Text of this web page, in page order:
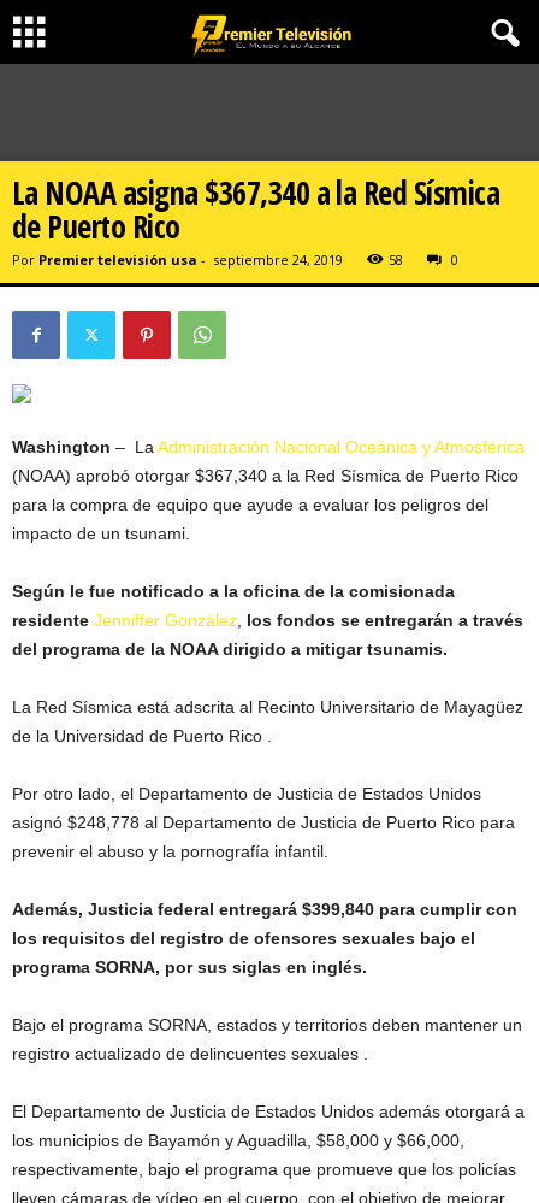
La NOAA asigna $367,340 a la Red Sísmica
de Puerto Rico
Por Premier televisión usa - septiembre 24, 2019 58 0
Washington – La Administración Nacional Oceánica y Atmosférica
(NOAA) aprobó otorgar $367,340 a la Red Sísmica de Puerto Rico
para la compra de equipo que ayude a evaluar los peligros del
impacto de un tsunami.
Según le fue notificado a la oficina de la comisionada
residente Jenniffer González los fondos se entregarán a través
del programa de la NOAA dirigido a mitigar tsunamis.
La Red Sísmica está adscrita al Recinto Universitario de Mayagüez
de la Universidad de Puerto Rico .
Por otro lado, el Departamento de Justicia de Estados Unidos
asignó $248,778 al Departamento de Justicia de Puerto Rico para
prevenir el abuso y la pornografía infantil.
Además, Justicia federal entregará $399,840 para cumplir con
los requisitos del registro de ofensores sexuales bajo el
programa SORNA, por sus siglas en inglés.
Bajo el programa SORNA, estados y territorios deben mantener un
registro actualizado de delincuentes sexuales .
El Departamento de Justicia de Estados Unidos además otorgará a
los municipios de Bayamón y Aguadilla, $58,000 y $66,000,
respectivamente, bajo el programa que promueve que los policías
lleven cámaras de vídeo en el cuerpo, con el objetivo de mejorar